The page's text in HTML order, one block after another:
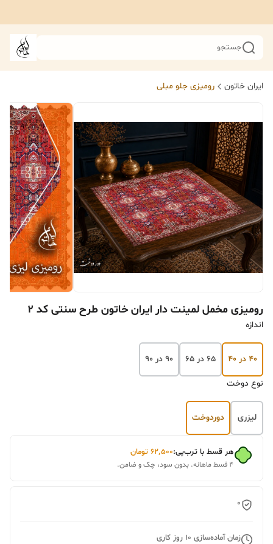
جستجو
ایران خاتون رومیزی جلو مبلی
رومیزی مخمل لمینت دار ایران خاتون طرح سنتی کد ۲
اندازه
۴۰ در ۴۰ ۶۵ در ۶۵ ۹۰ در ۹۰
نوع دوخت
لیزری دوردوخت
هر قسط با ترب‌پی:۶۲٬۵۰۰ تومان
۴ قسط ماهانه. بدون سود، چک و ضامن.
0
زمان آماده‌سازی 10 روز کاری